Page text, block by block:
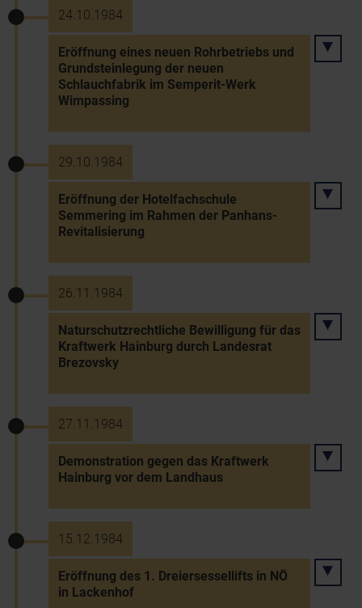
24.10.1984
Eröffnung eines neuen Rohrbetriebs und
Grundsteinlegung der neuen
Schlauchfabrik im Semperit-Werk
Wimpassing
29.10.1984
Eröffnung der Hotelfachschule
Semmering im Rahmen der Panhans-
Revitalisierung
26.11.1984
Naturschutzrechtliche Bewilligung für das
Kraftwerk Hainburg durch Landesrat
Brezovsky
27.11.1984
Demonstration gegen das Kraftwerk
Hainburg vor dem Landhaus
15.12.1984
Eröffnung des 1. Dreiersessellifts in NÖ
in Lackenhof